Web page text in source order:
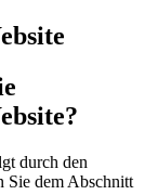
durch den
Sie dem Abschnitt